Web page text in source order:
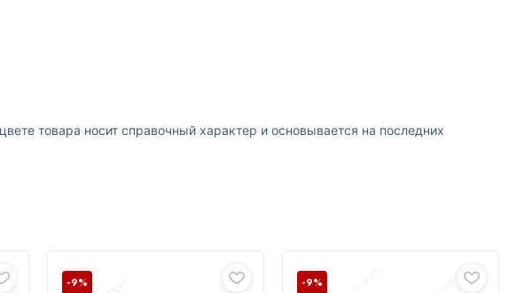
товара носит справочный характер и основывается на последних
-9% -9%